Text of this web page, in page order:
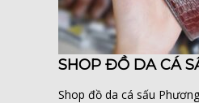
SHOP ĐỒ DA CÁ
Shop đồ da cá sấu